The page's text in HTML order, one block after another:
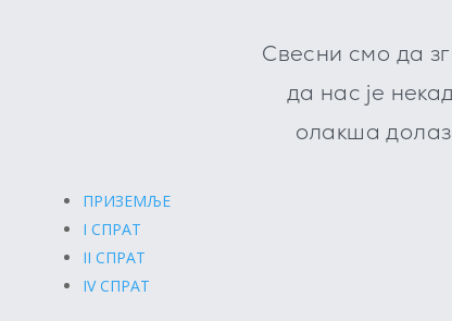
Свесни смо да
да нас је
олакша
ПРИЗЕМЉЕ
I СПРАТ
II СПРАТ
IV СПРАТ